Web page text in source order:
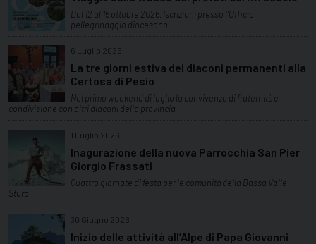
Dal 12 al 15 ottobre 2026. Iscrizioni presso l'Ufficio
pellegrinaggio diocesano.
6 Luglio 2026
La tre giorni estiva dei diaconi permanenti alla
Certosa di Pesio
Nel primo weekend di luglio la convivenza di fraternità e
condivisione con altri diaconi della provincia
1 Luglio 2026
Inagurazione della nuova Parrocchia San Pier
Giorgio Frassati
Quattro giornate di festa per le comunità della Bassa Valle
Stura
30 Giugno 2026
Inizio delle attività all’Alpe di Papa Giovanni